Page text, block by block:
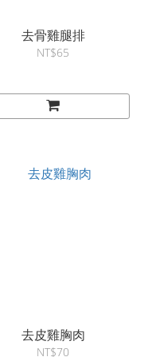
去骨雞腿排
NT$65
去皮雞胸肉
NT$70